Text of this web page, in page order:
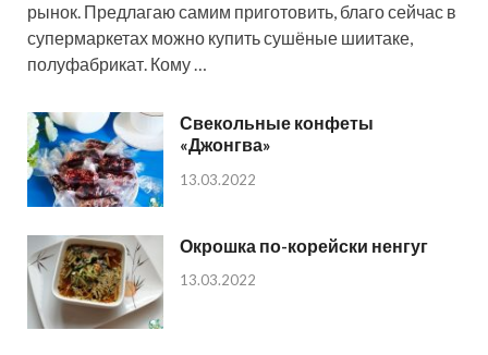
рынок. Предлагаю самим приготовить, благо сейчас в
супермаркетах можно купить сушёные шиитаке,
полуфабрикат. Кому …
Свекольные конфеты
«Джонгва»
13.03.2022
Окрошка по-корейски ненгуг
13.03.2022